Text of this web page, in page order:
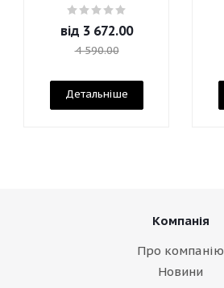
від 3 672.00
4 590.00
Детальніше
Компанія
Про компанію
Новини